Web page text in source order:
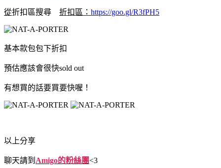
從折扣區搜尋 折扣區： https://goo.gl/R3fPH5
基本款包包下折扣
預估應該會很快sold out
有想買的話要買要快喔！
以上分享
聊天請到 Amigo的粉絲團<3